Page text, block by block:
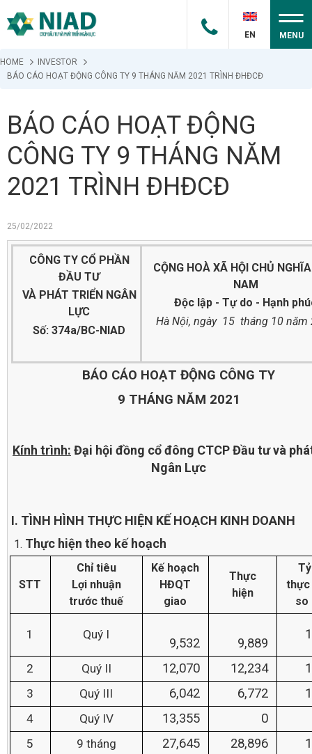
EN MENU
HOME
INVESTOR
BÁO CÁO HOẠT ĐỘNG CÔNG TY 9 THÁNG NĂM 2021 TRÌNH ĐHĐCĐ
BÁO CÁO HOẠT ĐỘNG
CÔNG TY 9 THÁNG NĂM
2021 TRÌNH ĐHĐCĐ
25/02/2022
CÔNG TY CỔ PHẦN
ĐẦU TƯ
VÀ PHÁT TRIỂN NGÂN
LỰC
Số: 374a/BC-NIAD
CỘNG HOÀ XÃ HỘI CHỦ
NAM
Độc lập - Tự do - Hạnh
Hà Nội, ngày 15 tháng 10 năm
BÁO CÁO HOẠT ĐỘNG CÔNG TY
9 THÁNG NĂM 2021
Kính trình: Đại hội đồng cổ đông CTCP Đầu tư và
Ngân Lực
I. TÌNH HÌNH THỰC HIỆN KẾ HOẠCH KINH DOANH
Thực hiện theo kế hoạch
STT
Chỉ tiêu
Lợi nhuận
trước thuế
Kế hoạch
HĐQT
giao
Thực
hiện
thực
so
1 Quý I
9,532 9,889
2 Quý II 12,070 12,234
3 Quý III 6,042 6,772
4 Quý IV 13,355 0
5 9 tháng 27,645 28,896